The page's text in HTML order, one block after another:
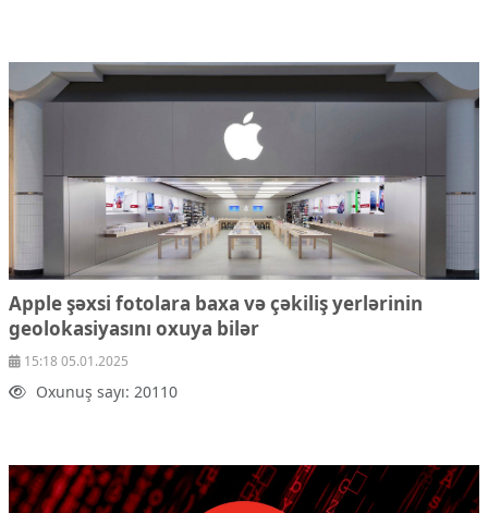
Apple şəxsi fotolara baxa və çəkiliş yerlərinin
geolokasiyasını oxuya bilər
15:18 05.01.2025
Oxunuş sayı: 20110